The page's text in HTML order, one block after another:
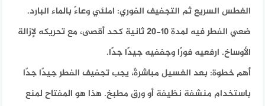
الغطس السريع ثم التجفيف الفوري: املئي وعاءً بالماء البارد.
ضعي الفطر فيه لمدة 10-20 ثانية كحد أقصى، مع تحريكه لإزالة
الأوساخ. ارفعيه فورًا وجففيه جيدًا جدًا.
أهم خطوة: بعد الغسيل مباشرةً، يجب تجفيف الفطر جيدًا جدًا
باستخدام منشفة نظيفة أو ورق مطبخ. هذا هو المفتاح لمنع